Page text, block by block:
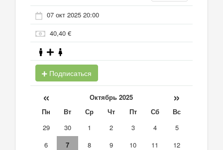
07 окт 2025 20:00
40,40 €
Подписаться
« Октябрь 2025 »
Пн Вт Ср Чт Пт Сб
Вс
29
30 1 2 3 4
5
6
7 8 9 10 11
12